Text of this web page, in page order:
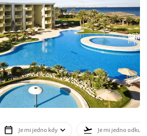
Je mi jedno kdy Je mi jedno odkud